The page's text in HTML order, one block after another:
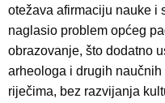
otežava afirmaciju nauke i
naglasio problem općeg
obrazovanje, što dodatno
arheologa i drugih
riječima, bez razvijanja